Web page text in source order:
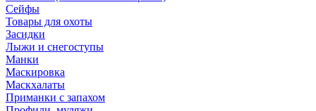
Сейфы
Товары для охоты
Засидки
Лыжи и снегоступы
Манки
Маскировка
Маскхалаты
Приманки с запахом